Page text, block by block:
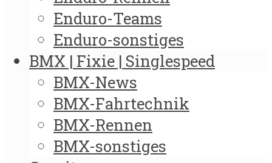
Enduro-Teams
Enduro-sonstiges
BMX | Fixie | Singlespeed
BMX-News
BMX-Fahrtechnik
BMX-Rennen
BMX-sonstiges